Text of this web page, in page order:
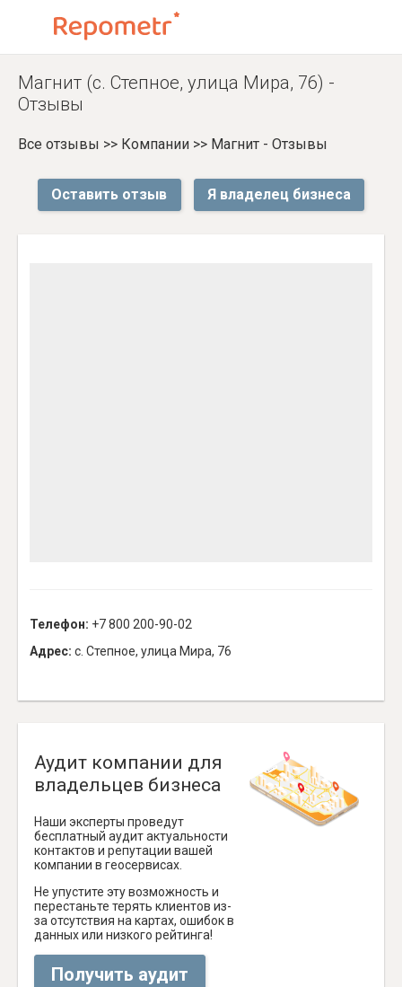
Магнит (с. Степное, улица Мира, 76) -
Отзывы
Все отзывы >> Компании >> Магнит - Отзывы
Оставить отзыв Я владелец бизнеса
Телефон: +7 800 200-90-02
Адрес: с. Степное, улица Мира, 76
Аудит компании для
владельцев бизнеса
Наши эксперты проведут
бесплатный аудит актуальности
контактов и репутации вашей
компании в геосервисах.
Не упустите эту возможность и
перестаньте терять клиентов из-
за отсутствия на картах, ошибок в
данных или низкого рейтинга!
Получить аудит